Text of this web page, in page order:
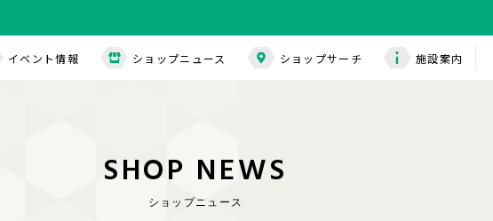
イベント情報 ショップニュース ショップサーチ 施設案内
SHOP NEWS
ショップニュース